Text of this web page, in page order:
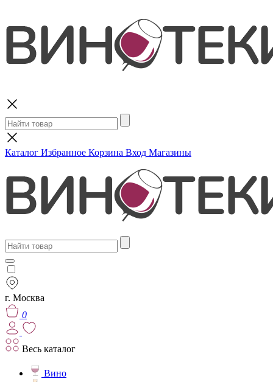
Каталог Избранное Корзина Вход Магазины
г. Москва
0
Весь каталог
Вино